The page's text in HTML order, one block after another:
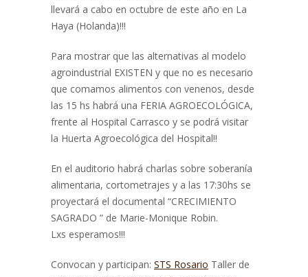
llevará a cabo en octubre de este año en La
Haya (Holanda)!!!
Para mostrar que las alternativas al modelo
agroindustrial EXISTEN y que no es necesario
que comamos alimentos con venenos, desde
las 15 hs habrá una FERIA AGROECOLÓGICA,
frente al Hospital Carrasco y se podrá visitar
la Huerta Agroecológica del Hospital!!
En el auditorio habrá charlas sobre soberanía
alimentaria, cortometrajes y a las 17:30hs se
proyectará el documental “CRECIMIENTO
SAGRADO ” de Marie-Monique Robin.
Lxs esperamos!!!
Convocan y participan: STS Rosario Taller de